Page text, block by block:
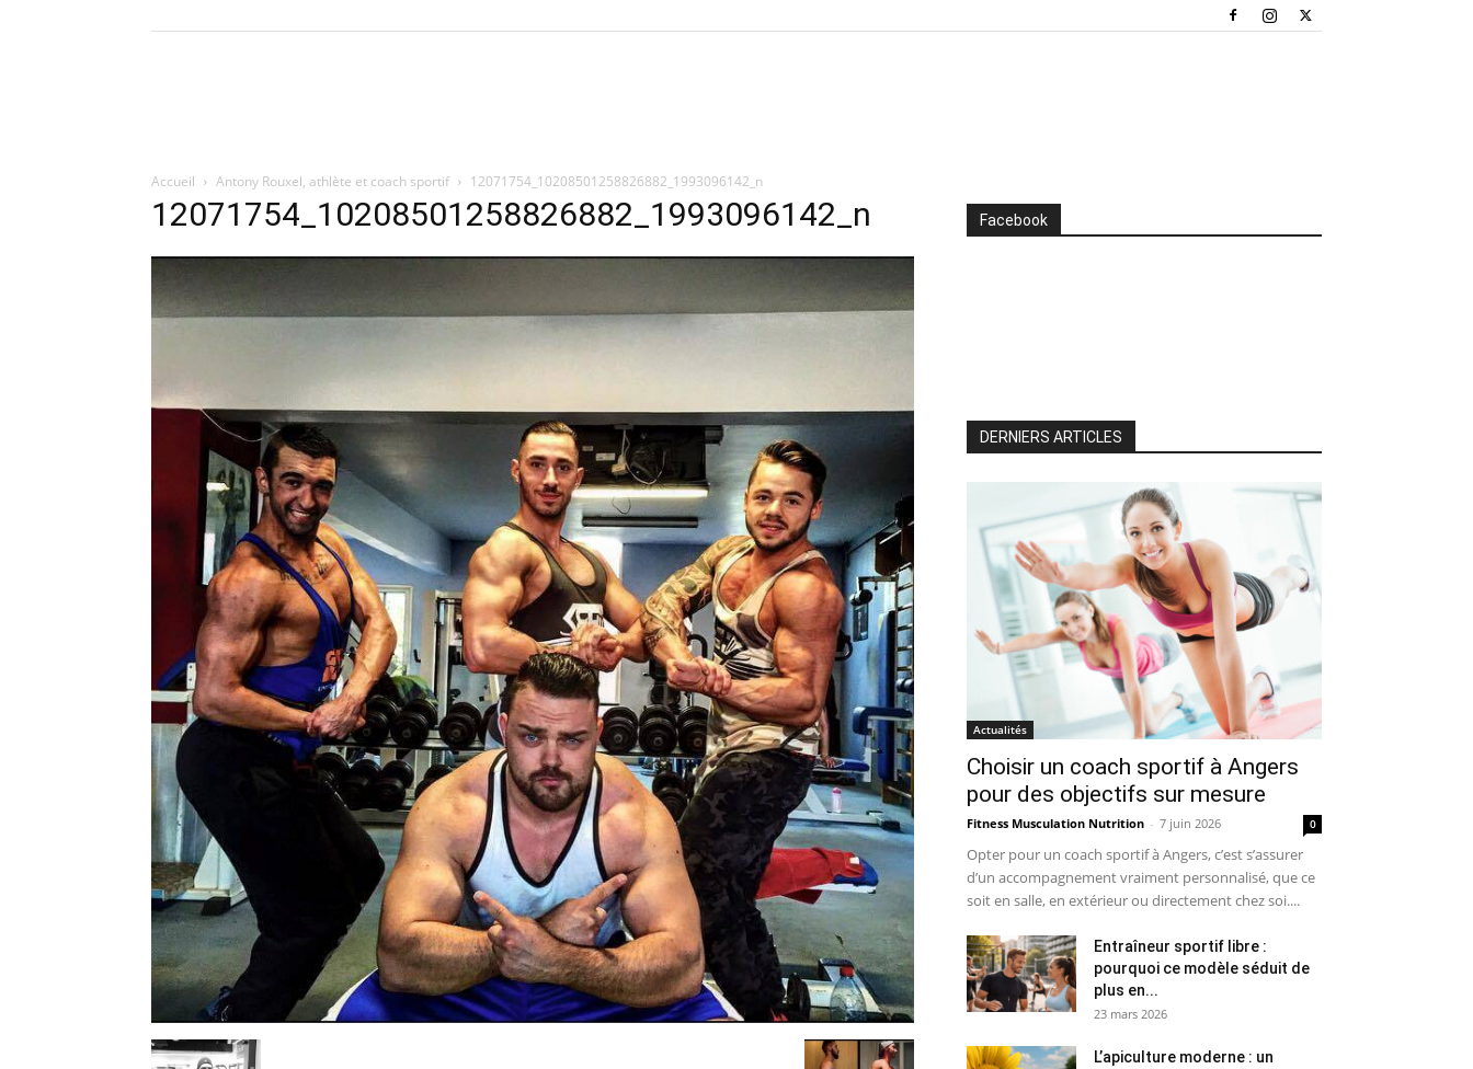
Accueil Antony Rouxel, athlète et coach sportif 12071754_10208501258826882_1993096142_n
12071754_10208501258826882_1993096142_n Facebook
DERNIERS ARTICLES
Actualités
Choisir un coach sportif à Angers
pour des objectifs sur mesure
Fitness Musculation Nutrition - 7 juin 2026 0
Opter pour un coach sportif à Angers, c’est s’assurer
d’un accompagnement vraiment personnalisé, que ce
soit en salle, en extérieur ou directement chez soi....
Entraîneur sportif libre :
pourquoi ce modèle séduit de
plus en...
23 mars 2026
L’apiculture moderne : un